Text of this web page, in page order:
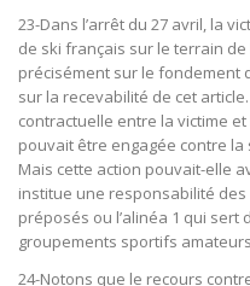
23-Dans l’arrêt du 27 avril, la
de ski français sur le terrain
précisément sur le fondement
sur la recevabilité de cet
contractuelle entre la victime et
pouvait être engagée contre
Mais cette action pouvait-elle
institue une responsabilité
préposés ou l’alinéa 1 qui
groupements sportifs
24-Notons que le recours